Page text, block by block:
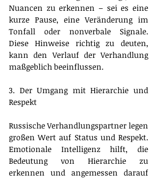
Nuancen zu erkennen – sei es eine
kurze Pause, eine Veränderung im
Tonfall oder nonverbale Signale.
Diese Hinweise richtig zu deuten,
kann den Verlauf der Verhandlung
maßgeblich beeinflussen.
3. Der Umgang mit Hierarchie und
Respekt
Russische Verhandlungspartner legen
großen Wert auf Status und Respekt.
Emotionale Intelligenz hilft, die
Bedeutung von Hierarchie zu
erkennen und angemessen darauf